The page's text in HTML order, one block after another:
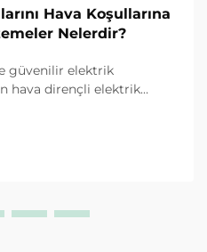
Hava Koşullarına
Nelerdir?
güvenilir elektrik
hava dirençli elektrik
kutusu, aşırı